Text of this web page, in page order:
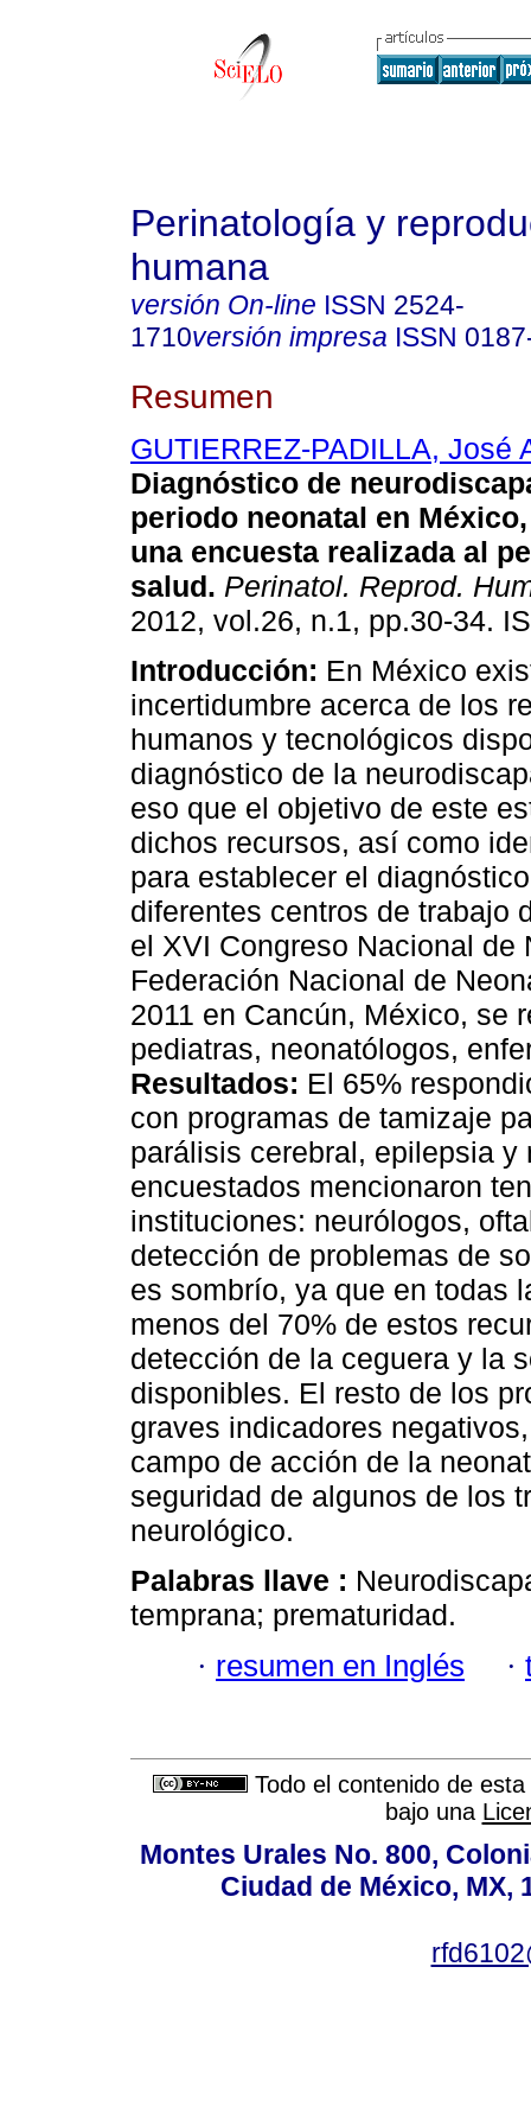
Perinatología y
humana
versión On-line ISSN 2524-
1710versión impresa ISSN
Resumen
GUTIERREZ-PADILLA, José
Diagnóstico de
periodo neonatal en
una encuesta realizada al
salud. Perinatol. Reprod.
2012, vol.26, n.1, pp.30-34.
Introducción: En México
incertidumbre acerca de los
humanos y tecnológicos
diagnóstico de la
eso que el objetivo de este
dichos recursos, así como
para establecer el
diferentes centros de trabajo
el XVI Congreso Nacional
Federación Nacional de
2011 en Cancún, México, se
pediatras, neonatólogos,
Resultados: El 65%
con programas de tamizaje
parálisis cerebral, epilepsia
encuestados mencionaron
instituciones: neurólogos,
detección de problemas de
es sombrío, ya que en todas
menos del 70% de estos
detección de la ceguera y la
disponibles. El resto de los
graves indicadores
campo de acción de la
seguridad de algunos de los
neurológico.
Palabras llave :
temprana; prematuridad.
· resumen en Inglés ·
Todo el contenido de
bajo una
Montes Urales No. 800,
Ciudad de México, MX,